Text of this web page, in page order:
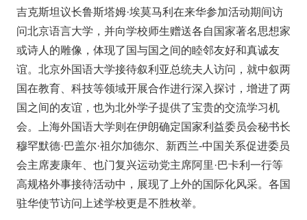
吉克斯坦议长鲁斯塔姆·埃莫马利在来华参加活动期间访
问北京语言大学，并向学校师生赠送各自国家著名思想家
或诗人的雕像，体现了国与国之间的睦邻友好和真诚友
谊。北京外国语大学接待叙利亚总统夫人访问，就中叙两
国在教育、科技等领域开展合作进行深入探讨，增进了两
国之间的友谊，也为北外学子提供了宝贵的交流学习机
会。上海外国语大学则在伊朗确定国家利益委员会秘书长
穆罕默德·巴盖尔·祖尔加德尔、新西兰-中国关系促进委员
会主席麦康年、也门复兴运动党主席阿里·巴卡利一行等
高规格外事接待活动中，展现了上外的国际化风采。各国
驻华使节访问上述学校更是不胜枚举。